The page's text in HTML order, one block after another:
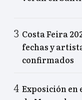
Costa Feira
fechas y
confirmados
Exposición en